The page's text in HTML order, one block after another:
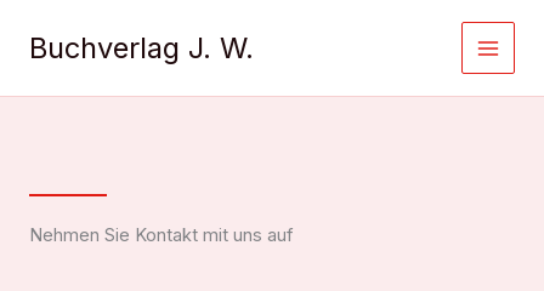
InhaltBuchverlag J. W.
Nehmen Sie Kontakt mit uns auf